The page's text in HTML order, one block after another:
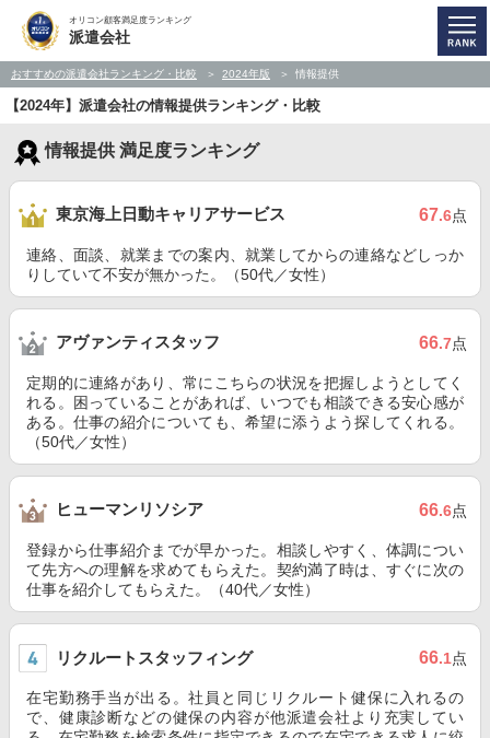
オリコン顧客満足度ランキング
派遣会社
おすすめの派遣会社ランキング・比較 2024年版 情報提供
【2024年】派遣会社の情報提供ランキング・比較
情報提供 満足度ランキング
東京海上日動キャリアサービス 67.6点
連絡、面談、就業までの案内、就業してからの連絡などしっか
りしていて不安が無かった。（50代／女性）
アヴァンティスタッフ 66.7点
定期的に連絡があり、常にこちらの状況を把握しようとしてく
れる。困っていることがあれば、いつでも相談できる安心感が
ある。仕事の紹介についても、希望に添うよう探してくれる。
（50代／女性）
ヒューマンリソシア 66.6点
登録から仕事紹介までが早かった。相談しやすく、体調につい
て先方への理解を求めてもらえた。契約満了時は、すぐに次の
仕事を紹介してもらえた。（40代／女性）
リクルートスタッフィング 66.1点
在宅勤務手当が出る。社員と同じリクルート健保に入れるの
で、健康診断などの健保の内容が他派遣会社より充実してい